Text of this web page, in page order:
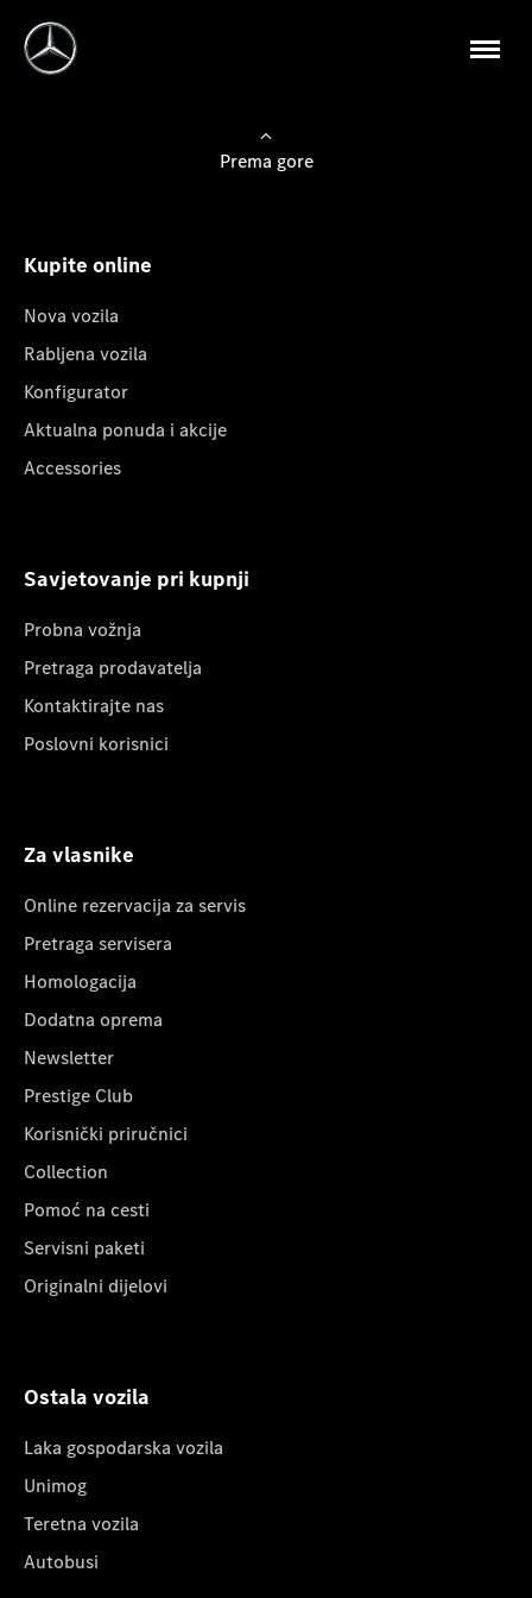
Prema gore
Kupite online
Nova vozila
Rabljena vozila
Konfigurator
Aktualna ponuda i akcije
Accessories
Savjetovanje pri kupnji
Probna vožnja
Pretraga prodavatelja
Kontaktirajte nas
Poslovni korisnici
Za vlasnike
Online rezervacija za servis
Pretraga servisera
Homologacija
Dodatna oprema
Newsletter
Prestige Club
Korisnički priručnici
Collection
Pomoć na cesti
Servisni paketi
Originalni dijelovi
Ostala vozila
Laka gospodarska vozila
Unimog
Teretna vozila
Autobusi